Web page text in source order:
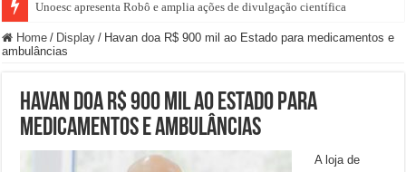
Unoesc apresenta Robô e amplia ações de divulgação científica
Home / Display / Havan doa R$ 900 mil ao Estado para medicamentos e
ambulâncias
Havan doa R$ 900 mil ao Estado para
medicamentos e ambulâncias
A loja de